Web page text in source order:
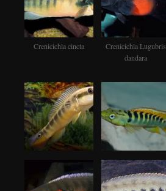
Crenicichla cincta
Crenicichla Lugubris
dandara